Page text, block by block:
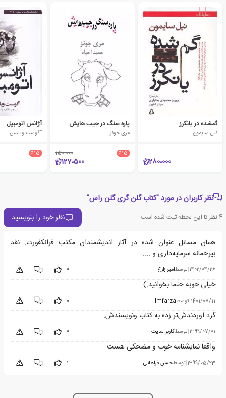
گم‎شده در یانکرز
نیل سایمون
280،000
پاره سنگ در جیب هایش
مری جونز
٪15 150،000
127،500
آژانس اتومبیل
آگوست ویلسن
٪15
نظر کاربران در مورد "کتاب گلن گری گلن راس"
4 نظر تا این لحظه ثبت شده است نظر خود را بنویسید
همان مسائل عنوان شده در آثار اندیشمندان مکتب فرانکفورت. نقد
بیرحمانه سرمایه‌داری و ....
1402/04/26
|توسطامیر زارع 0
|
|
خیلی خوبه حتما بخوانید:)
1401/07/11
|توسطImfarza
0
|
|
گرد اوردندش‌تر زده به کتاب ونویسندش.
1399/07/01
|توسطکاربر سایت 0
|
|
واقعا نمایشنامه خوب و مضحکی هست.
1399/05/23
|توسطحسن فراهانی 1
|
|